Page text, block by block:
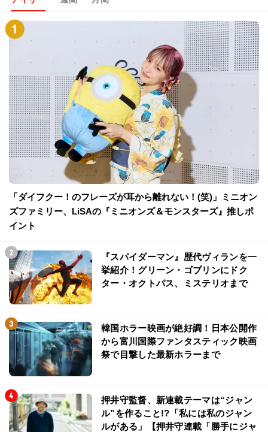
「ダイフクー！のフレーズが耳から離れない！(笑)」ミニオン
ズファミリー、LiSAの『ミニオンズ＆モンスターズ』推しポ
イント
『スパイダーマン』歴代ヴィランを一
挙紹介！グリーン・ゴブリンにドク
ター・オクトパス、ミステリオまで
韓国ホラー映画が絶好調！日本公開作
から富川国際ファンタスティック映画
祭で目撃した最新ホラーまで
押井守監督、新連載テーマは“ジャン
ル”を作ること!?「私には私のジャン
ルがある」【押井守連載「勝手にジャ